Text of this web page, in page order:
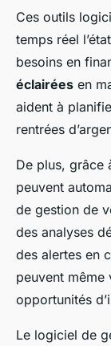
Ces outils
temps réel
besoins en
éclairées en
aident à
rentrées
De plus, grâce
peuvent
de gestion de
des analyses
des alertes en
peuvent
opportunités
Le logiciel de